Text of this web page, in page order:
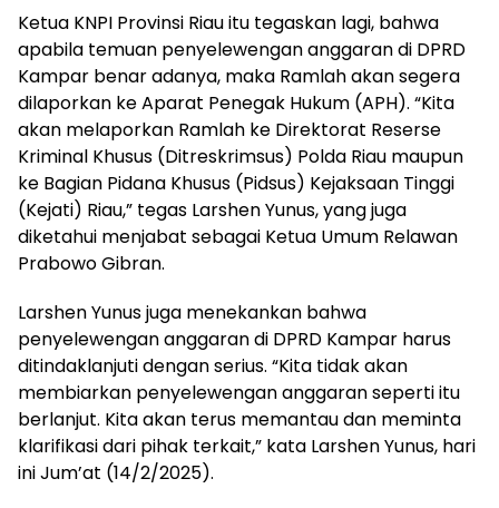
Ketua KNPI Provinsi Riau itu tegaskan lagi, bahwa
apabila temuan penyelewengan anggaran di DPRD
Kampar benar adanya, maka Ramlah akan segera
dilaporkan ke Aparat Penegak Hukum (APH). “Kita
akan melaporkan Ramlah ke Direktorat Reserse
Kriminal Khusus (Ditreskrimsus) Polda Riau maupun
ke Bagian Pidana Khusus (Pidsus) Kejaksaan Tinggi
(Kejati) Riau,” tegas Larshen Yunus, yang juga
diketahui menjabat sebagai Ketua Umum Relawan
Prabowo Gibran.
Larshen Yunus juga menekankan bahwa
penyelewengan anggaran di DPRD Kampar harus
ditindaklanjuti dengan serius. “Kita tidak akan
membiarkan penyelewengan anggaran seperti itu
berlanjut. Kita akan terus memantau dan meminta
klarifikasi dari pihak terkait,” kata Larshen Yunus, hari
ini Jum’at (14/2/2025).